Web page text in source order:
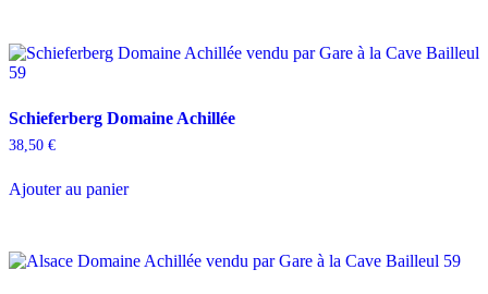
Schieferberg Domaine Achillée
38,50 €
Ajouter au panier